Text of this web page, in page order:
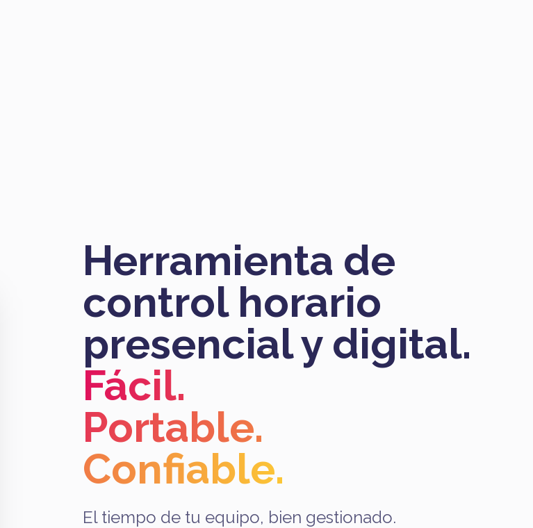
Herramienta de
control horario
presencial y digital.
Fácil.
Portable.
Confiable.
El tiempo de tu equipo, bien gestionado.